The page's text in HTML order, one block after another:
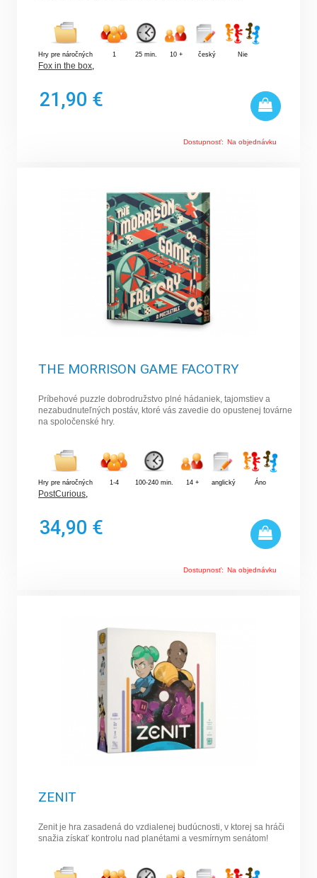
Hry pre náročných 1 25 min. 10 + český Nie
Fox in the box,
21,90 €
Dostupnosť: Na objednávku
THE MORRISON GAME FACOTRY
Príbehové puzzle dobrodružstvo plné hádaniek, tajomstiev a
nezabudnuteľných postáv, ktoré vás zavedie do opustenej továrne
na spoločenské hry.
Hry pre náročných 1-4 100-240 min. 14 + anglický Áno
PostCurious,
34,90 €
Dostupnosť: Na objednávku
ZENIT
Zenit je hra zasadená do vzdialenej budúcnosti, v ktorej sa hráči
snažia získať kontrolu nad planétami a vesmírnym senátom!